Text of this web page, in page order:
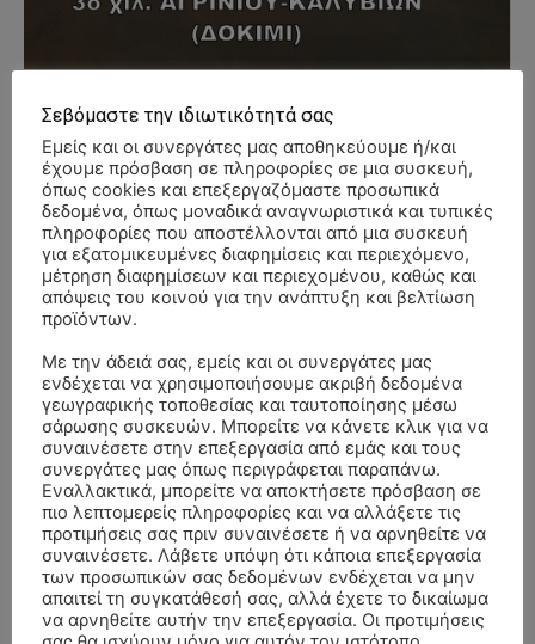
ΣΥΛΛΥΠΗΤΗΡΙΑ ΜΗΝΥΜΑΤΑ
Αλέξανδρος Σέρβοςεπί ΚΗΔΕΙΑ – ΣΑΒΒΑΤΟ 25/7/2026 –
ΧΑΡΑΛΑΜΠΟΣ ΚΑΥΚΙΑΣ ΕΤΩΝ 57
Σεβόμαστε την ιδιωτικότητά σας
Εμείς και οι συνεργάτες μας αποθηκεύουμε ή/και
έχουμε πρόσβαση σε πληροφορίες σε μια συσκευή,
όπως cookies και επεξεργαζόμαστε προσωπικά
δεδομένα, όπως μοναδικά αναγνωριστικά και τυπικές
πληροφορίες που αποστέλλονται από μια συσκευή
για εξατομικευμένες διαφημίσεις και περιεχόμενο,
μέτρηση διαφημίσεων και περιεχομένου, καθώς και
απόψεις του κοινού για την ανάπτυξη και βελτίωση
προϊόντων.
Με την άδειά σας, εμείς και οι συνεργάτες μας
ενδέχεται να χρησιμοποιήσουμε ακριβή δεδομένα
γεωγραφικής τοποθεσίας και ταυτοποίησης μέσω
σάρωσης συσκευών. Μπορείτε να κάνετε κλικ για να
συναινέσετε στην επεξεργασία από εμάς και τους
συνεργάτες μας όπως περιγράφεται παραπάνω.
Εναλλακτικά, μπορείτε να αποκτήσετε πρόσβαση σε
πιο λεπτομερείς πληροφορίες και να αλλάξετε τις
προτιμήσεις σας πριν συναινέσετε ή να αρνηθείτε να
συναινέσετε. Λάβετε υπόψη ότι κάποια επεξεργασία
των προσωπικών σας δεδομένων ενδέχεται να μην
απαιτεί τη συγκατάθεσή σας, αλλά έχετε το δικαίωμα
να αρνηθείτε αυτήν την επεξεργασία. Οι προτιμήσεις